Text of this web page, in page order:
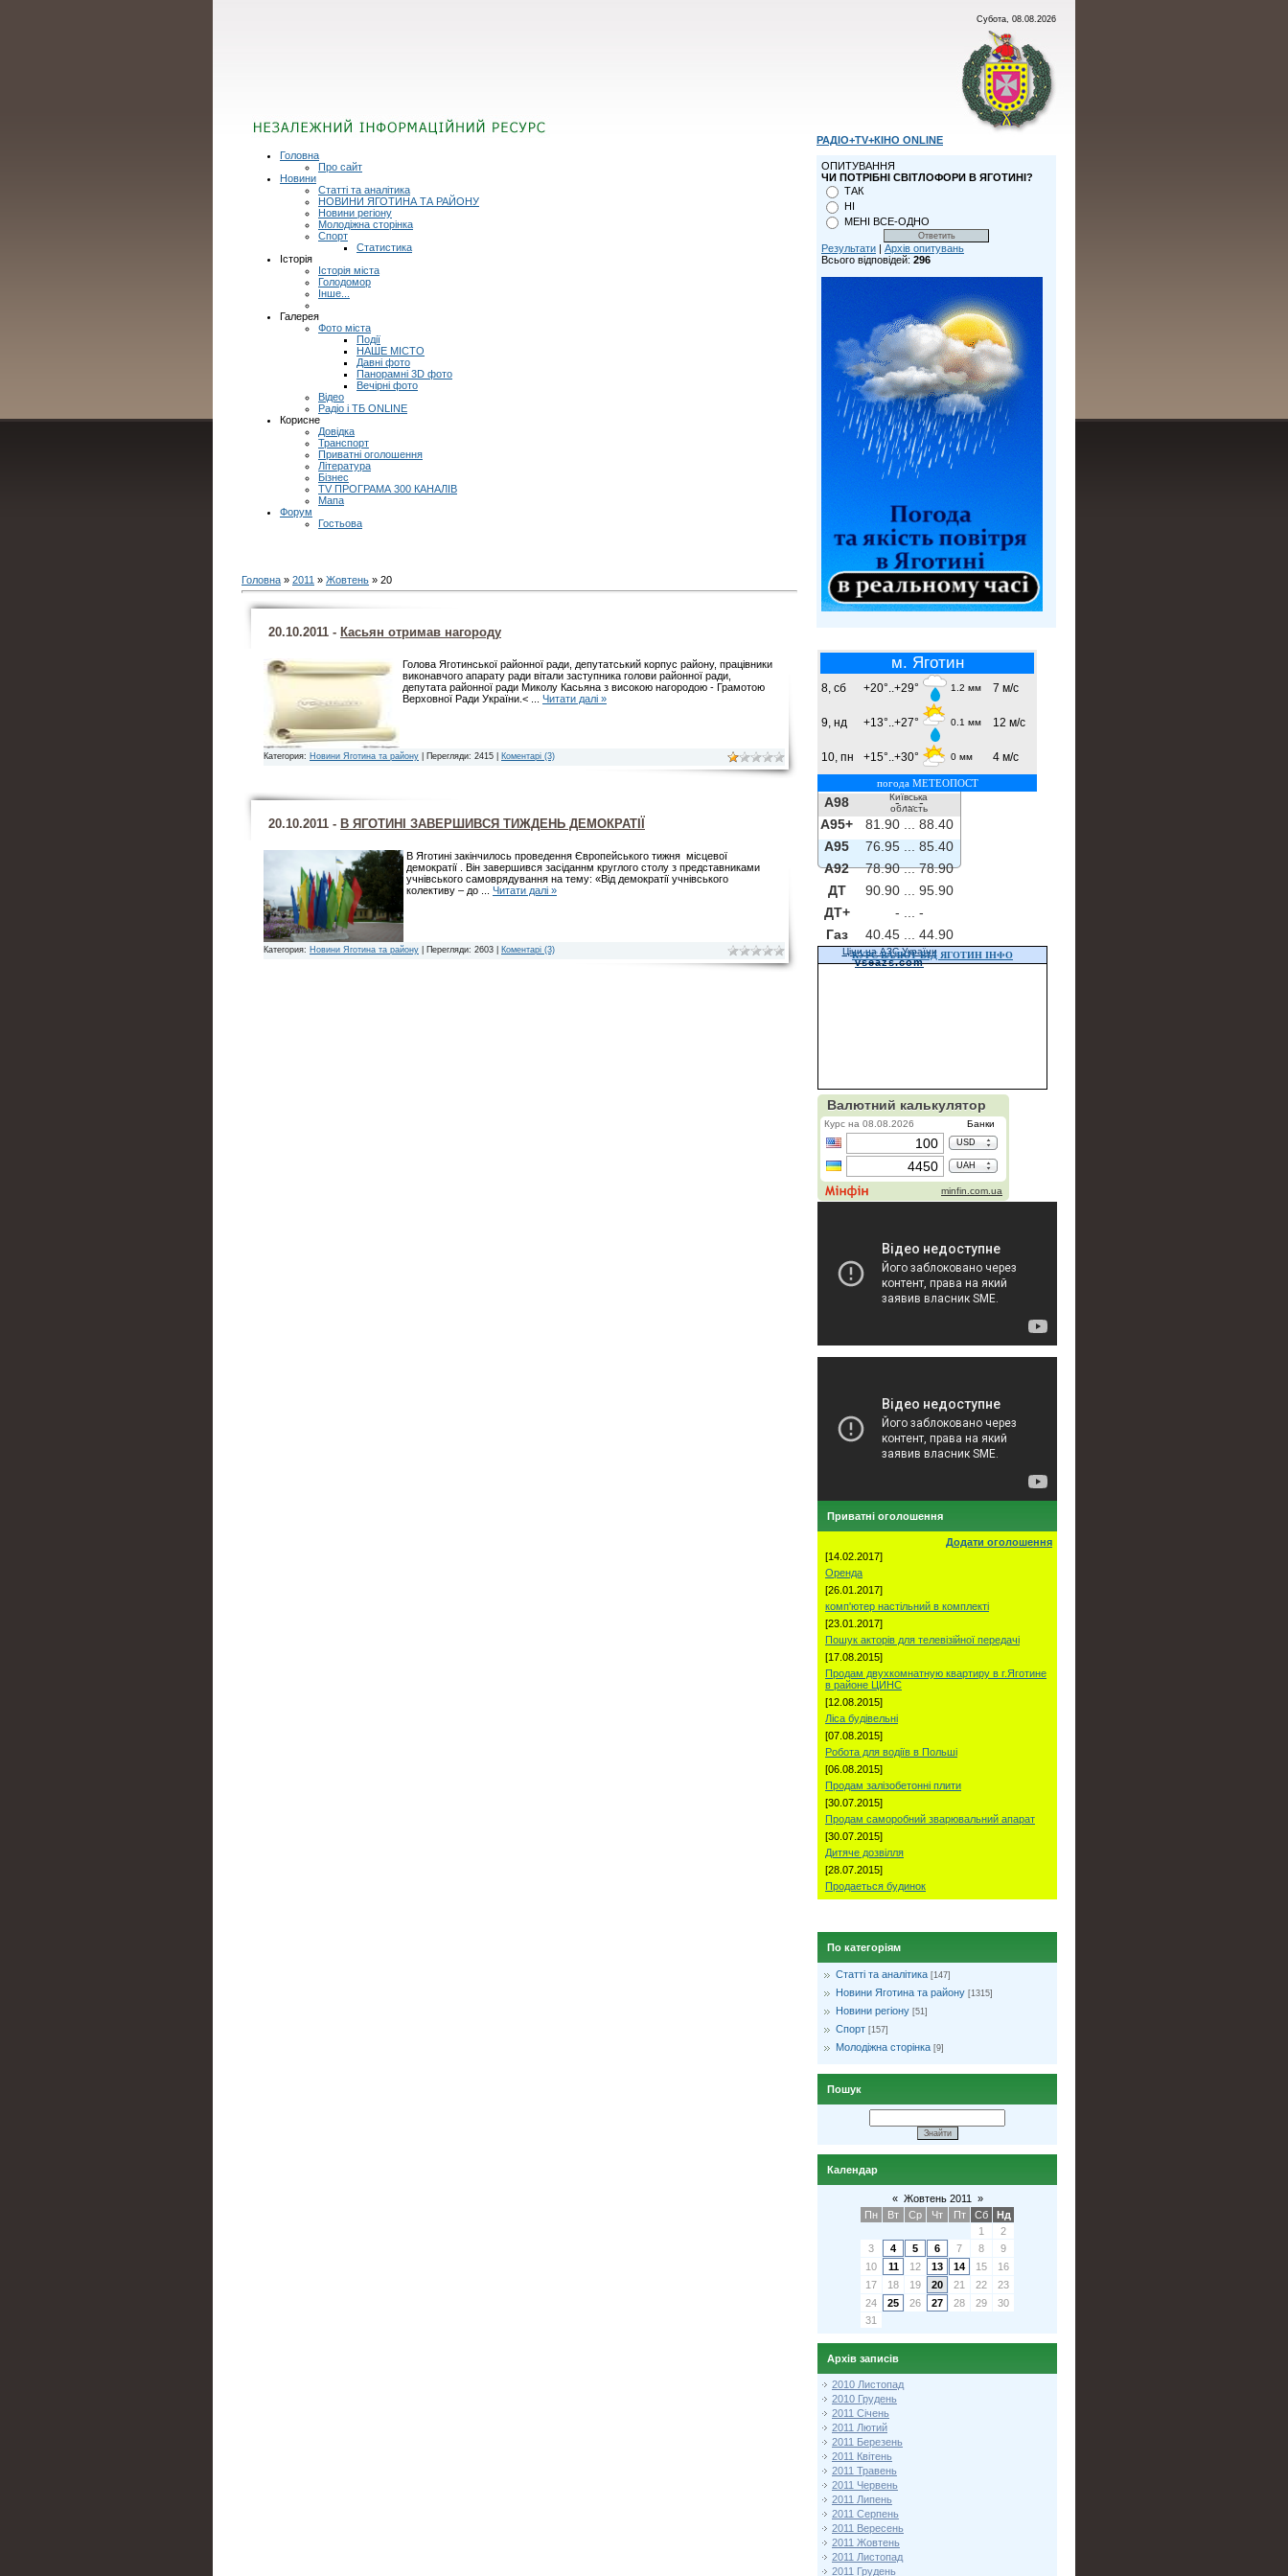
Субота, 08.08.2026
Головна
Про сайт
Новини
Статті та аналітика
НОВИНИ ЯГОТИНА ТА РАЙОНУ
Новини регіону
Молодіжна сторінка
Спорт
Статистика
Історія
Історія міста
Голодомор
Інше...
Галерея
Фото міста
Події
НАШЕ МІСТО
Давні фото
Панорамні 3D фото
Вечірні фото
Відео
Радіо і ТБ ONLINE
Корисне
Довідка
Транспорт
Приватні оголошення
Література
Бізнес
TV ПРОГРАМА 300 КАНАЛІВ
Мапа
Форум
Гостьова
Головна » 2011 » Жовтень » 20
20.10.2011 - Касьян отримав нагороду
Голова Яготинської районної ради, депутатський корпус району, працівники
виконавчого апарату ради вітали заступника голови районної ради,
депутата районної ради Миколу Касьяна з високою нагородою - Грамотою
Верховної Ради України.<
Читати далі »
Категория: Новини Яготина та району | Перегляди: 2415 | Коментарі (3)
20.10.2011 - В ЯГОТИНІ ЗАВЕРШИВСЯ ТИЖДЕНЬ ДЕМОКРАТІЇ
В Яготині закінчилось проведення Європейського тижня місцевої
демократії . Він завершився засіданнм круглого столу з представниками
учнівського самоврядування на тему: «Від демократії учнівського
колективу – до
Читати далі »
Категория: Новини Яготина та району | Перегляди: 2603 | Коментарі (3)
РАДІО+TV+КІНО ONLINE
ОПИТУВАННЯ
ЧИ ПОТРІБНІ СВІТЛОФОРИ В ЯГОТИНІ?
ТАК
НІ
МЕНІ ВСЕ-ОДНО
Результати | Архів опитувань
Всього відповідей: 296
м. Яготин
8, сб +20°..+29° 1.2 мм 7 м/с
9, нд +13°..+27° 0.1 мм 12 м/с
10, пн +15°..+30° 0 мм 4 м/с
погода МЕТЕОПОСТ
Київська
область
A98 - ...-
A95+
81.90 ...
88.40
A95
76.95 ...
85.40
A92
78.90 ...78.90
ДТ
90.90 ...
95.90
ДТ+
- ...
-
Газ
40.45 ... 44.90
Ціни на АЗС України
vseazs.com
КУРС ВАЛЮТ ВІД ЯГОТИН ІНФО
Приватні оголошення
Додати оголошення
[14.02.2017]
Оренда
[26.01.2017]
комп'ютер настільний в комплекті
[23.01.2017]
Пошук акторів для телевізійної передачі
[17.08.2015]
Продам двухкомнатную квартиру в г.Яготине
в районе ЦИНС
[12.08.2015]
Ліса будівельні
[07.08.2015]
Робота для водіїв в Польші
[06.08.2015]
Продам залізобетонні плити
[30.07.2015]
Продам саморобний зварювальний апарат
[30.07.2015]
Дитяче дозвілля
[28.07.2015]
Продаеться будинок
По категоріям
Статті та аналітика [147]
Новини Яготина та району [1315]
Новини регіону [51]
Спорт [157]
Молодіжна сторінка [9]
Пошук
Календар
« Жовтень 2011
»
Пн
Вт Ср Чт Пт Сб
Нд
1
2
3
4 5 6 7 8
9
10
11 12 13 14 15
16
17
18 19 20 21 22
23
24
25 26 27 28 29
30
31
Архів записів
2010 Листопад
2010 Грудень
2011 Січень
2011 Лютий
2011 Березень
2011 Квітень
2011 Травень
2011 Червень
2011 Липень
2011 Серпень
2011 Вересень
2011 Жовтень
2011 Листопад
2011 Грудень